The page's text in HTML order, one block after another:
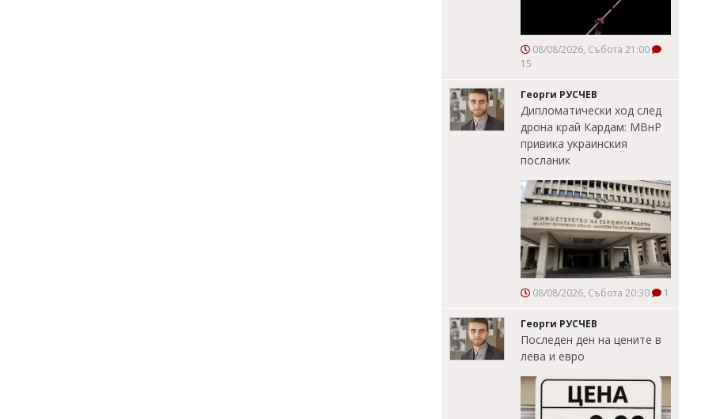
08/08/2026, Събота 21:00
15
Георги РУСЧЕВ
Дипломатически ход след
дрона край Кардам: МВнР
привика украинския
посланик
08/08/2026, Събота 20:30 1
Георги РУСЧЕВ
Последен ден на цените в
лева и евро